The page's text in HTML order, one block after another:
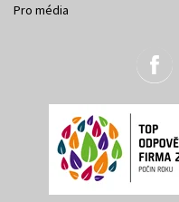
Pro média